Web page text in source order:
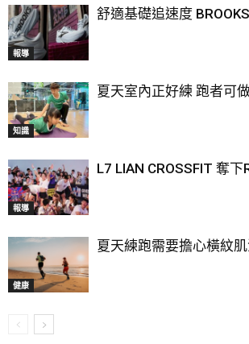
報導
舒適基礎追速度
知識
夏天室內正好練 跑者可
報導
L7 LIAN CROSSFIT 奪下
健康
夏天練跑需要擔心橫紋